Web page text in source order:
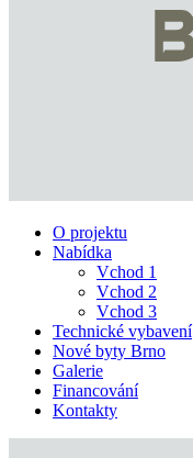
O projektu
Nabídka
Vchod 1
Vchod 2
Vchod 3
Technické vybavení
Nové byty Brno
Galerie
Financování
Kontakty